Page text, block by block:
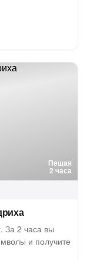
Пешая
2 часа
За 2 часа вы
и получите